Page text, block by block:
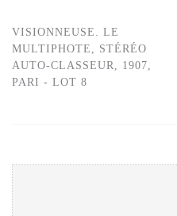
VISIONNEUSE. LE
MULTIPHOTE, STÉRÉO
AUTO-CLASSEUR, 1907,
PARI - LOT 8